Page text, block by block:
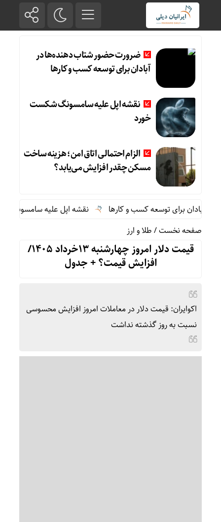
ضرورت حضور شتاب ‌دهنده‌ها در
آبادان برای توسعه کسب‌ و کارها
نقشه اپل علیه سامسونگ شکست
خورد
الزام احتمالی اتاق امن؛ هزینه ساخت
مسکن چقدر افزایش می‌یابد؟
برای توسعه کسب‌ و کارها
نقشه اپل علیه سامسونگ
صفحه نخست/طلا و ارز
قیمت دلار امروز چهارشنبه 13خرداد 1405/
افزایش قیمت؟ + جدول
اکوایران: قیمت دلار در معاملات امروز افزایش محسوسی
نسبت به روز گذشته نداشت